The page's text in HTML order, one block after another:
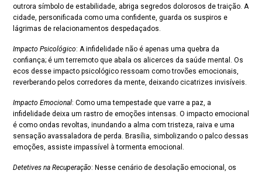
outrora símbolo de estabilidade, abriga segredos dolorosos de traição. A
cidade, personificada como uma confidente, guarda os suspiros e
lágrimas de relacionamentos despedaçados.
Impacto Psicológico: A infidelidade não é apenas uma quebra da
confiança; é um terremoto que abala os alicerces da saúde mental. Os
ecos desse impacto psicológico ressoam como trovões emocionais,
reverberando pelos corredores da mente, deixando cicatrizes invisíveis.
Impacto Emocional: Como uma tempestade que varre a paz, a
infidelidade deixa um rastro de emoções intensas. O impacto emocional
é como ondas revoltas, inundando a alma com tristeza, raiva e uma
sensação avassaladora de perda. Brasília, simbolizando o palco dessas
emoções, assiste impassível à tormenta emocional.
Detetives na Recuperação: Nesse cenário de desolação emocional, os